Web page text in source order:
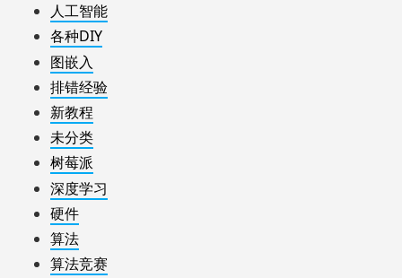
人工智能
各种DIY
图嵌入
排错经验
新教程
未分类
树莓派
深度学习
硬件
算法
算法竞赛